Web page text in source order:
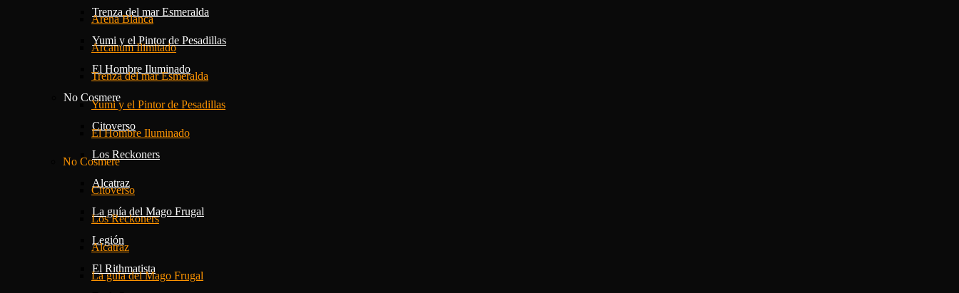
Trenza del mar Esmeralda
Yumi y el Pintor de Pesadillas
El Hombre Iluminado
No Cosmere
Citoverso
Los Reckoners
Alcatraz
La guía del Mago Frugal
Legión
El Rithmatista
Arena Blanca
Arcanum Ilimitado
Trenza del mar Esmeralda
Yumi y el Pintor de Pesadillas
El Hombre Iluminado
No Cosmere
Citoverso
Los Reckoners
Alcatraz
La guía del Mago Frugal